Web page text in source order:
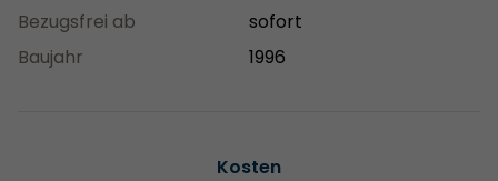
Bezugsfrei ab
sofort
Baujahr
1996
Kosten